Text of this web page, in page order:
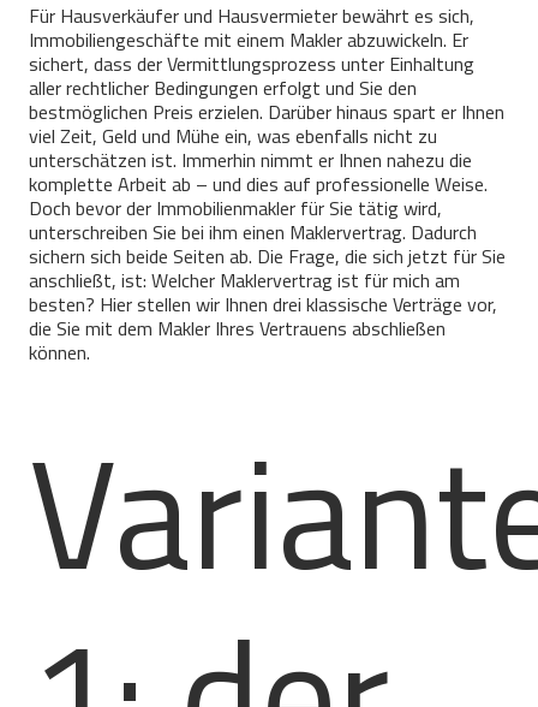
Für Hausverkäufer und Hausvermieter bewährt es sich,
Immobiliengeschäfte mit einem Makler abzuwickeln. Er
sichert, dass der Vermittlungsprozess unter Einhaltung
aller rechtlicher Bedingungen erfolgt und Sie den
bestmöglichen Preis erzielen. Darüber hinaus spart er Ihnen
viel Zeit, Geld und Mühe ein, was ebenfalls nicht zu
unterschätzen ist. Immerhin nimmt er Ihnen nahezu die
komplette Arbeit ab – und dies auf professionelle Weise.
Doch bevor der Immobilienmakler für Sie tätig wird,
unterschreiben Sie bei ihm einen Maklervertrag. Dadurch
sichern sich beide Seiten ab. Die Frage, die sich jetzt für Sie
anschließt, ist: Welcher Maklervertrag ist für mich am
besten? Hier stellen wir Ihnen drei klassische Verträge vor,
die Sie mit dem Makler Ihres Vertrauens abschließen
können.